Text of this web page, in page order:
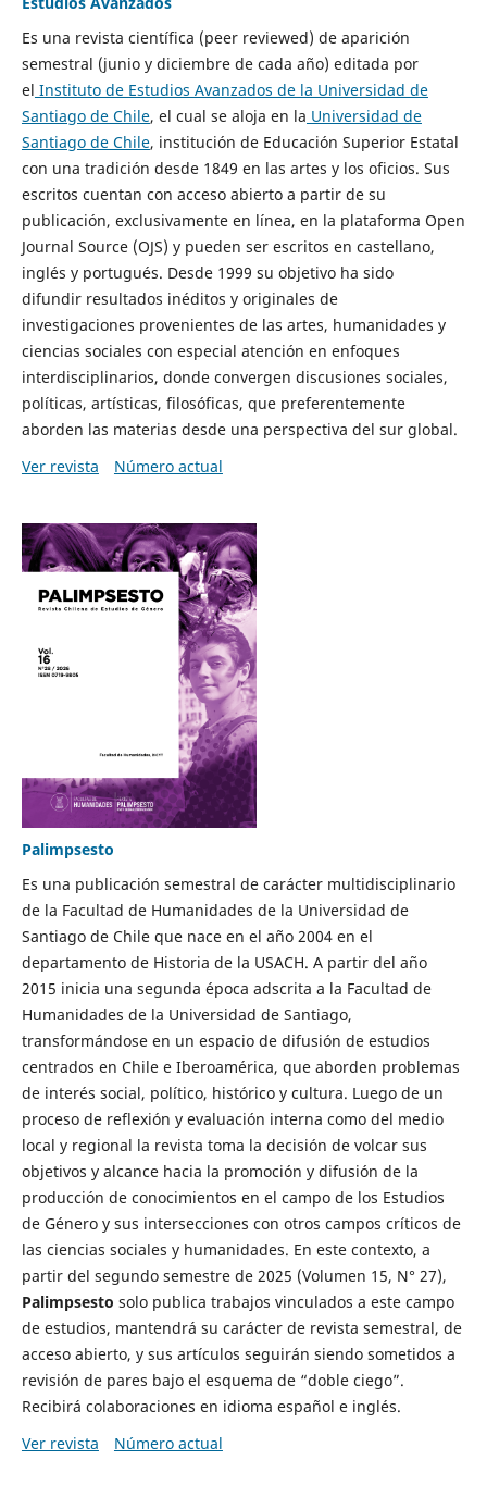
Es una revista científica (peer reviewed) de aparición
semestral (junio y diciembre de cada año) editada por
el Instituto de Estudios Avanzados de la Universidad de
Santiago de Chile, el cual se aloja en la Universidad de
Santiago de Chile, institución de Educación Superior Estatal
con una tradición desde 1849 en las artes y los oficios. Sus
escritos cuentan con acceso abierto a partir de su
publicación, exclusivamente en línea, en la plataforma Open
Journal Source (OJS) y pueden ser escritos en castellano,
inglés y portugués. Desde 1999 su objetivo ha sido
difundir resultados inéditos y originales de
investigaciones provenientes de las artes, humanidades y
ciencias sociales con especial atención en enfoques
interdisciplinarios, donde convergen discusiones sociales,
políticas, artísticas, filosóficas, que preferentemente
aborden las materias desde una perspectiva del sur global.
Ver revista
Número actual
Palimpsesto
Es una publicación semestral de carácter multidisciplinario
de la Facultad de Humanidades de la Universidad de
Santiago de Chile que nace en el año 2004 en el
departamento de Historia de la USACH. A partir del año
2015 inicia una segunda época adscrita a la Facultad de
Humanidades de la Universidad de Santiago,
transformándose en un espacio de difusión de estudios
centrados en Chile e Iberoamérica, que aborden problemas
de interés social, político, histórico y cultura. Luego de un
proceso de reflexión y evaluación interna como del medio
local y regional la revista toma la decisión de volcar sus
objetivos y alcance hacia la promoción y difusión de la
producción de conocimientos en el campo de los Estudios
de Género y sus intersecciones con otros campos críticos de
las ciencias sociales y humanidades. En este contexto, a
partir del segundo semestre de 2025 (Volumen 15, N° 27),
Palimpsesto solo publica trabajos vinculados a este campo
de estudios, mantendrá su carácter de revista semestral, de
acceso abierto, y sus artículos seguirán siendo sometidos a
revisión de pares bajo el esquema de “doble ciego”.
Recibirá colaboraciones en idioma español e inglés.
Ver revista
Número actual